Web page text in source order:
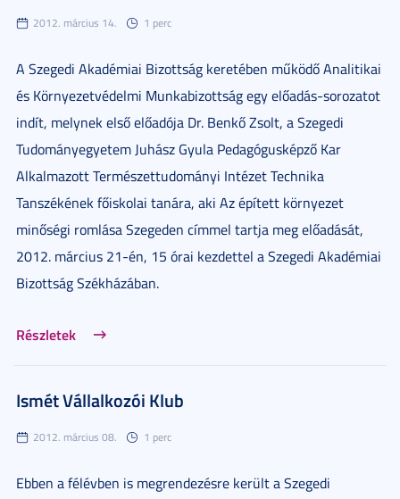
2012. március 14. 1 perc
A Szegedi Akadémiai Bizottság keretében működő Analitikai
és Környezetvédelmi Munkabizottság egy előadás-sorozatot
indít, melynek első előadója Dr. Benkő Zsolt, a Szegedi
Tudományegyetem Juhász Gyula Pedagógusképző Kar
Alkalmazott Természettudományi Intézet Technika
Tanszékének főiskolai tanára, aki Az épített környezet
minőségi romlása Szegeden címmel tartja meg előadását,
2012. március 21-én, 15 órai kezdettel a Szegedi Akadémiai
Bizottság Székházában.
Részletek
Ismét Vállalkozói Klub
2012. március 08. 1 perc
Ebben a félévben is megrendezésre került a Szegedi